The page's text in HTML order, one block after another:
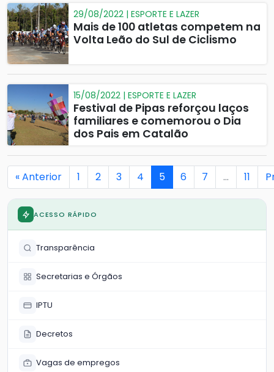
29/08/2022 | ESPORTE E LAZER
Mais de 100 atletas competem na
Volta Leão do Sul de Ciclismo
15/08/2022 | ESPORTE E LAZER
Festival de Pipas reforçou laços
familiares e comemorou o Dia
dos Pais em Catalão
« Anterior 1 2 3 4 5 6 7 … 11
ACESSO RÁPIDO
Transparência
Secretarias e Órgãos
IPTU
Decretos
Vagas de empregos